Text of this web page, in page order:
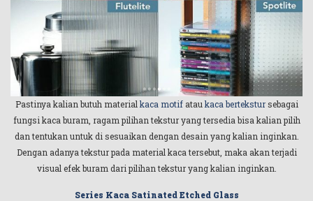
Pastinya kalian butuh material kaca motifatau kaca bertekstursebagai
fungsi kaca buram, ragam pilihan tekstur yang tersedia bisa kalian pilih
dan tentukan untuk di sesuaikan dengan desain yang kalian inginkan.
Dengan adanya tekstur pada material kaca tersebut, maka akan terjadi
visual efek buram dari pilihan tekstur yang kalian inginkan.
Series Kaca Satinated Etched Glass